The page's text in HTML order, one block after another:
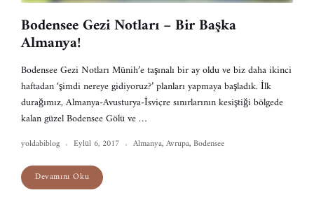
Bodensee Gezi Notları – Bir Başka
Almanya!
Bodensee Gezi Notları Münih’e taşınalı bir ay oldu ve biz daha ikinci
haftadan ‘şimdi nereye gidiyoruz?’ planları yapmaya başladık. İlk
durağımız, Almanya-Avusturya-İsviçre sınırlarının kesiştiği bölgede
kalan güzel Bodensee Gölü ve …
yoldabiblog Eylül 6, 2017 Almanya,Avrupa,Bodensee
Devamını Oku